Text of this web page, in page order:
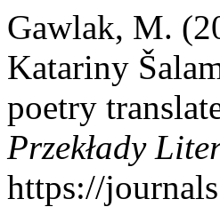
Gawlak, M.
Katariny
poetry
Przekłady
https://